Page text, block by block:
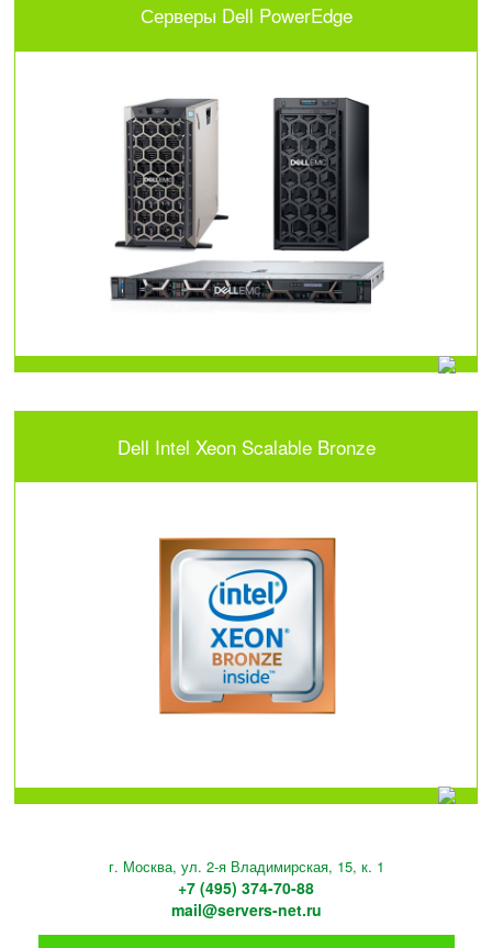
Серверы Dell PowerEdge
Dell Intel Xeon Scalable Bronze
г. Москва, ул. 2-я Владимирская, 15, к. 1
+7 (495) 374-70-88
mail@servers-net.ru